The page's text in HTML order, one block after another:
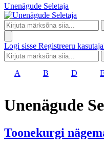
Unenägude Seletaja
Logi sisse Registreeru
A B D E
Unenägude
Toonekurgi